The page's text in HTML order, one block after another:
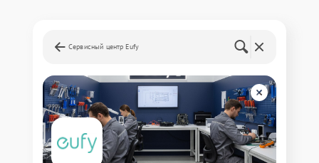
Сервисный центр Eufy